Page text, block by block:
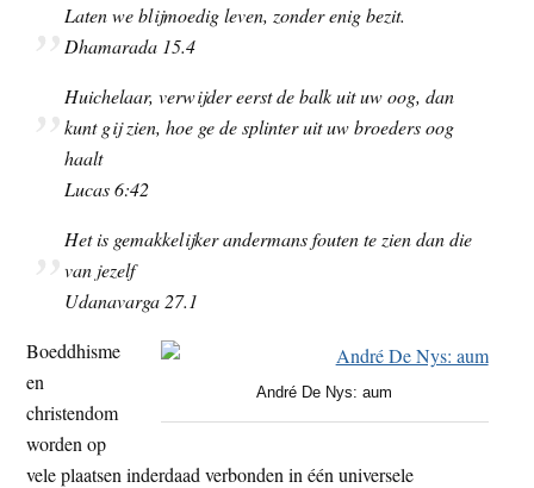
Laten we blijmoedig leven, zonder enig bezit.
Dhamarada 15.4
Huichelaar, verwijder eerst de balk uit uw oog, dan
kunt gij zien, hoe ge de splinter uit uw broeders oog
haalt
Lucas 6:42
Het is gemakkelijker andermans fouten te zien dan die
van jezelf
Udanavarga 27.1
André De Nys: aum
Boeddhisme
en
christendom
worden op
vele plaatsen inderdaad verbonden in één universele